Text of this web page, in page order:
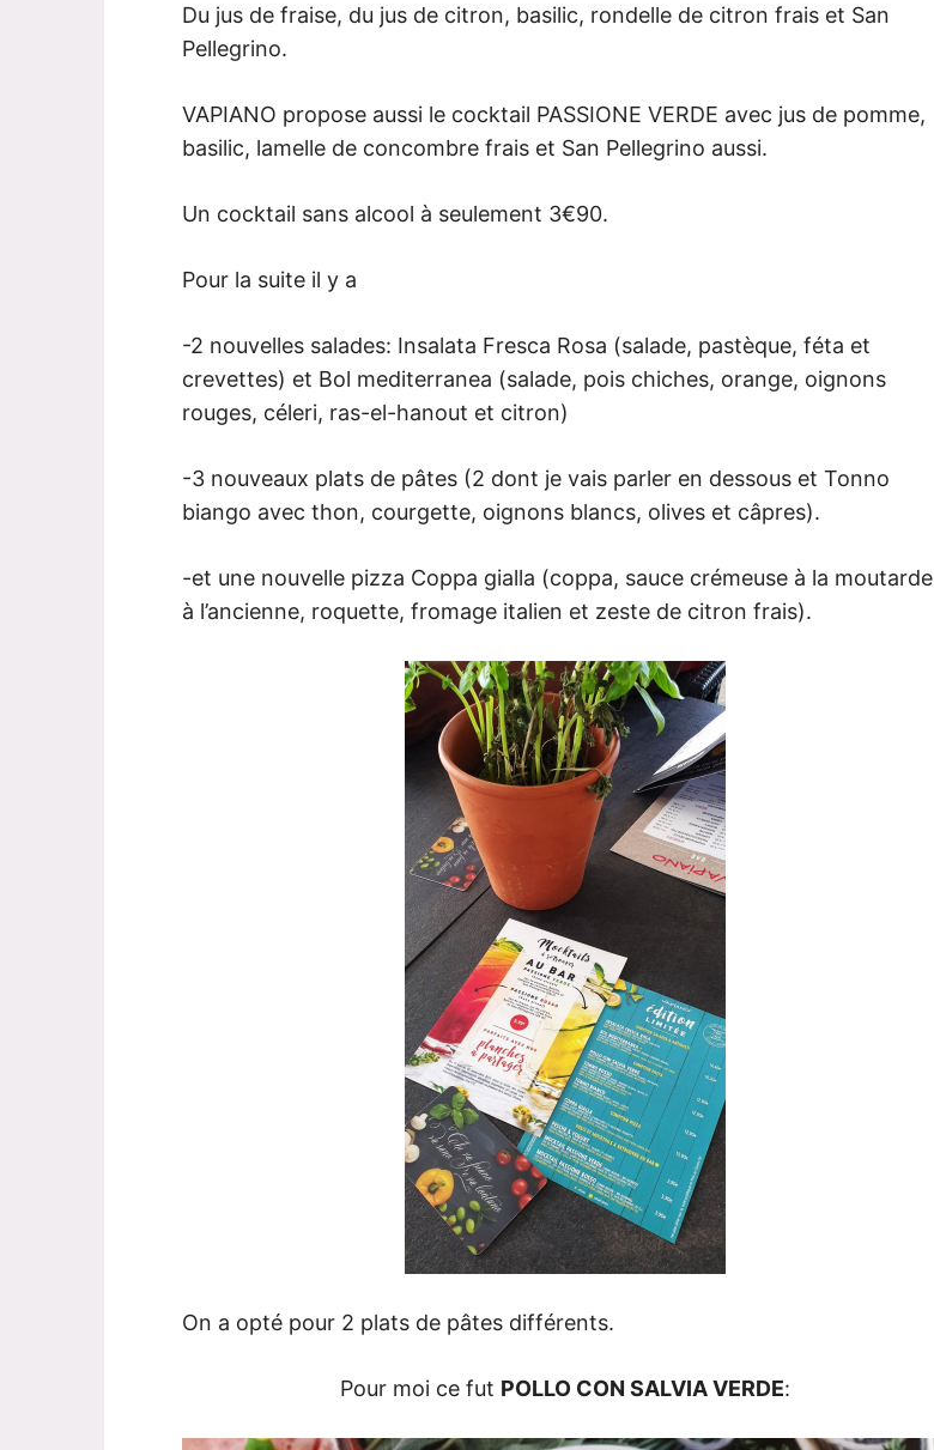
Du jus de fraise, du jus de citron, basilic, rondelle de citron frais et San
Pellegrino.
VAPIANO propose aussi le cocktail PASSIONE VERDE avec jus de pomme,
basilic, lamelle de concombre frais et San Pellegrino aussi.
Un cocktail sans alcool à seulement 3€90.
Pour la suite il y a
-2 nouvelles salades: Insalata Fresca Rosa (salade, pastèque, féta et
crevettes) et Bol mediterranea (salade, pois chiches, orange, oignons
rouges, céleri, ras-el-hanout et citron)
-3 nouveaux plats de pâtes (2 dont je vais parler en dessous et Tonno
biango avec thon, courgette, oignons blancs, olives et câpres).
-et une nouvelle pizza Coppa gialla (coppa, sauce crémeuse à la moutarde
à l’ancienne, roquette, fromage italien et zeste de citron frais).
On a opté pour 2 plats de pâtes différents.
Pour moi ce fut POLLO CON SALVIA VERDE: